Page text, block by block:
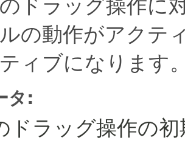
ドラッグ操作に
の動作がアクテ
ィブになります
タ:
ドラッグ操作の初